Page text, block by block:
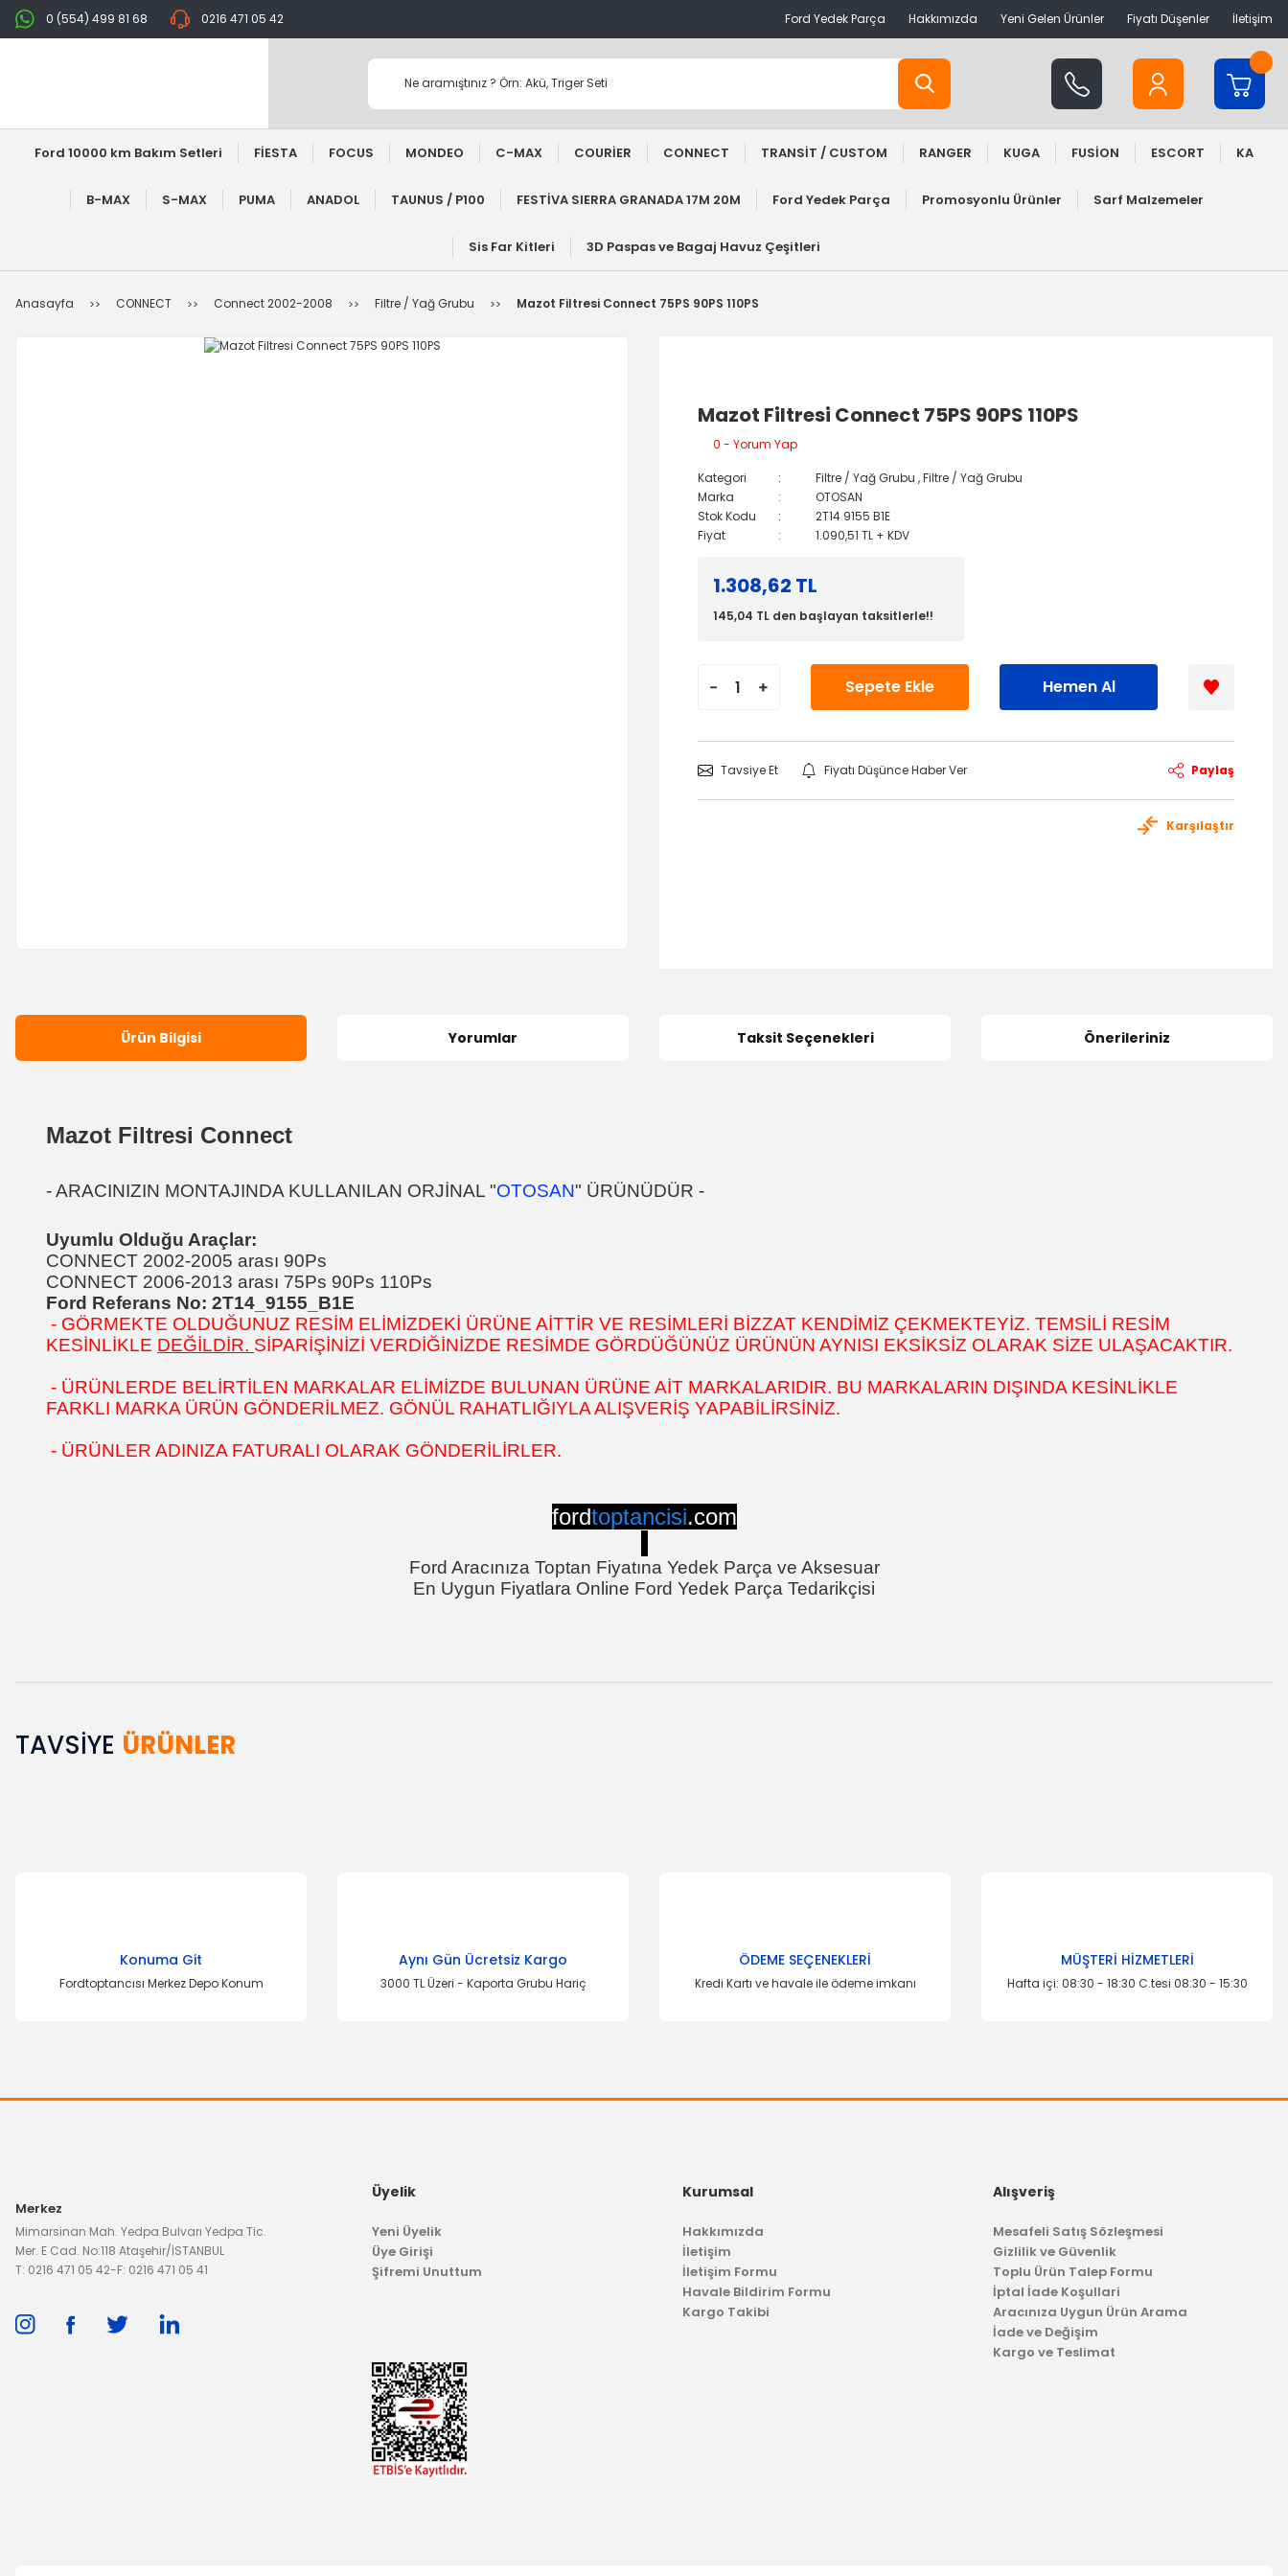
0 (554) 499 81 68 0216 471 05 42 Ford Yedek Parça Hakkımızda Yeni Gelen Ürünler Fiyatı Düşenler İletişim
Ford 10000 km Bakım Setleri FİESTA FOCUS MONDEO C-MAX COURİER CONNECT TRANSİT / CUSTOM RANGER KUGA FUSİON ESCORT KA
B-MAX S-MAX PUMA ANADOL TAUNUS / P100 FESTİVA SIERRA GRANADA 17M 20M Ford Yedek Parça Promosyonlu Ürünler Sarf Malzemeler
Sis Far Kitleri 3D Paspas ve Bagaj Havuz Çeşitleri
Anasayfa CONNECT Connect 2002-2008 Filtre / Yağ Grubu Mazot Filtresi Connect 75PS 90PS 110PS
Mazot Filtresi Connect 75PS 90PS 110PS
0 - Yorum Yap
Kategori Filtre / Yağ Grubu ,Filtre / Yağ Grubu
Marka
OTOSAN
Stok Kodu
2T14 9155 B1E
Fiyat
1.090,51 TL + KDV
1.308,62 TL
145,04 TL den başlayan taksitlerle!!
Sepete Ekle Hemen Al
Tavsiye Et Fiyatı Düşünce Haber Ver Paylaş
Karşılaştır
Ürün Bilgisi Yorumlar Taksit Seçenekleri Önerileriniz
Mazot Filtresi Connect
- ARACINIZIN MONTAJINDA KULLANILAN ORJİNAL "OTOSAN" ÜRÜNÜDÜR -
Uyumlu Olduğu Araçlar:
CONNECT 2002-2005 arası 90Ps
CONNECT 2006-2013 arası 75Ps 90Ps 110Ps
Ford Referans No: 2T14_9155_B1E
- GÖRMEKTE OLDUĞUNUZ RESİM ELİMİZDEKİ ÜRÜNE AİTTİR VE RESİMLERİ BİZZAT KENDİMİZ ÇEKMEKTEYİZ. TEMSİLİ RESİM
KESİNLİKLE DEĞİLDİR. SİPARİŞİNİZİ VERDİĞİNİZDE RESİMDE GÖRDÜĞÜNÜZ ÜRÜNÜN AYNISI EKSİKSİZ OLARAK SİZE ULAŞACAKTIR.
- ÜRÜNLERDE BELİRTİLEN MARKALAR ELİMİZDE BULUNAN ÜRÜNE AİT MARKALARIDIR. BU MARKALARIN DIŞINDA KESİNLİKLE
FARKLI MARKA ÜRÜN GÖNDERİLMEZ. GÖNÜL RAHATLIĞIYLA ALIŞVERİŞ YAPABİLİRSİNİZ.
- ÜRÜNLER ADINIZA FATURALI OLARAK GÖNDERİLİRLER.
fordtoptancisi.com
Ford Aracınıza Toptan Fiyatına Yedek Parça ve Aksesuar
En Uygun Fiyatlara Online Ford Yedek Parça Tedarikçisi
Bu ürünün fiyat bilgisi, resim, ürün açıklamalarında ve diğer konularda yetersiz gördüğünüz noktaları öneri formunu kullanarak tarafımıza iletebilirsiniz.
TAVSİYE ÜRÜNLER
2.442,99 TL
Konuma Git
Fordtoptancısı Merkez Depo Konum
Aynı Gün Ücretsiz Kargo
3000 TL Üzeri - Kaporta Grubu Hariç
ÖDEME SEÇENEKLERİ
Kredi Kartı ve havale ile ödeme imkanı
MÜŞTERİ HİZMETLERİ
Hafta içi: 08:30 - 18:30 C.tesi 08:30 - 15:30
Merkez
Mimarsinan Mah. Yedpa Bulvarı Yedpa Tic.
Mer. E Cad. No:118 Ataşehir/İSTANBUL
T: 0216 471 05 42-F: 0216 471 05 41
Üyelik
Yeni Üyelik
Üye Girişi
Şifremi Unuttum
Kurumsal
Hakkımızda
İletişim
İletişim Formu
Havale Bildirim Formu
Kargo Takibi
Alışveriş
Mesafeli Satış Sözleşmesi
Gizlilik ve Güvenlik
Toplu Ürün Talep Formu
İptal İade Koşullari
Aracınıza Uygun Ürün Arama
İade ve Değişim
Kargo ve Teslimat